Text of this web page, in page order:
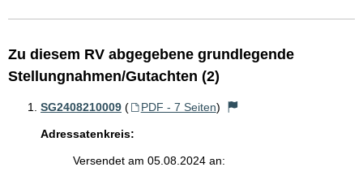
Zu diesem RV abgegebene grundlegende
Stellungnahmen/Gutachten (2)
SG2408210009 ( PDF - 7 Seiten)
Adressatenkreis:
Versendet am 05.08.2024 an: